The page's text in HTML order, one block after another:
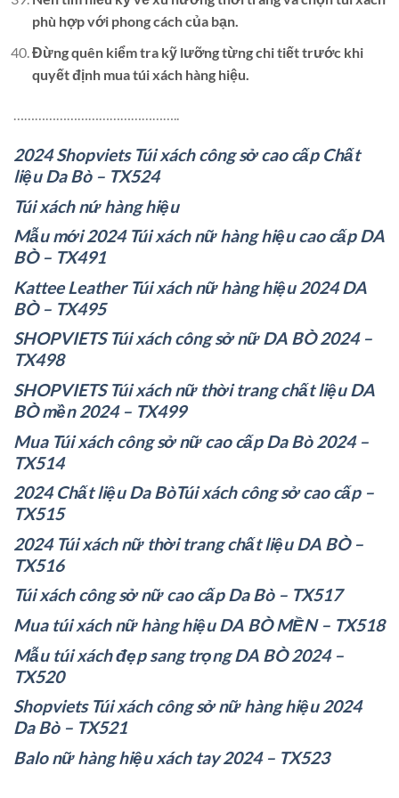
phù hợp với phong cách của bạn.
Đừng quên kiểm tra kỹ lưỡng từng chi tiết trước khi
quyết định mua túi xách hàng hiệu.
………………………………………..
2024 Shopviets Túi xách công sở cao cấp Chất
liệu Da Bò – TX524
Túi xách nứ hàng hiệu
Mẫu mới 2024 Túi xách nữ hàng hiệu cao cấp DA
BÒ – TX491
Kattee Leather Túi xách nữ hàng hiệu 2024 DA
BÒ – TX495
SHOPVIETS Túi xách công sở nữ DA BÒ 2024 –
TX498
SHOPVIETS Túi xách nữ thời trang chất liệu DA
BÒ mền 2024 – TX499
Mua Túi xách công sở nữ cao cấp Da Bò 2024 –
TX514
2024 Chất liệu Da BòTúi xách công sở cao cấp –
TX515
2024 Túi xách nữ thời trang chất liệu DA BÒ –
TX516
Túi xách công sở nữ cao cấp Da Bò – TX517
Mua túi xách nữ hàng hiệu DA BÒ MỀN – TX518
Mẫu túi xách đẹp sang trọng DA BÒ 2024 –
TX520
Shopviets Túi xách công sở nữ hàng hiệu 2024
Da Bò – TX521
Balo nữ hàng hiệu xách tay 2024 – TX523